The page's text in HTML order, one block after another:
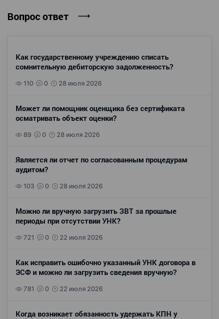
Вопрос ответ
Как государственному учреждению списать
сомнительную дебиторскую задолженность?
110 0 28 июля 2026
Может ли помощник оценщика без сертификата
осматривать объект оценки?
89 0 28 июля 2026
Является ли отчет по согласованным процедурам
аудитом?
103 0 28 июля 2026
Можно ли вручную загрузить ЗВТ за прошлые
периоды при отсутствии УНК?
721 0 22 июля 2026
Как исправить ошибочно указанный УНК договора в
ЭСФ и можно ли загрузить сведения вручную?
781 0 22 июля 2026
Когда возникает обязанность удержать КПН у